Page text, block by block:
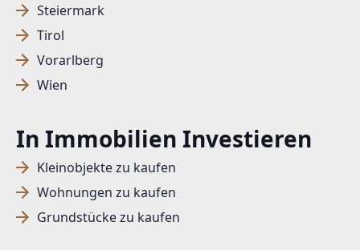
Steiermark
Tirol
Vorarlberg
Wien
In Immobilien Investieren
Kleinobjekte zu kaufen
Wohnungen zu kaufen
Grundstücke zu kaufen